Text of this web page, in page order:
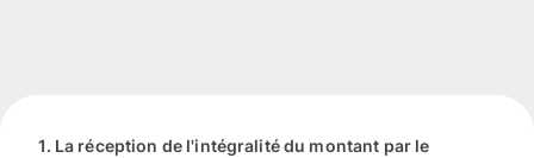
1. La réception de l'intégralité du montant par le